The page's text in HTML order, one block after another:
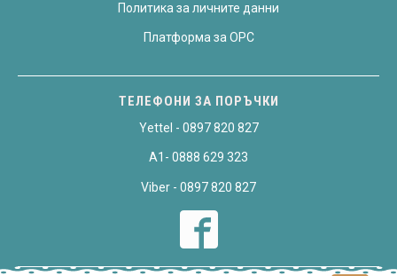
Политика за личните данни
Платформа за OPC
ТЕЛЕФОНИ ЗА ПОРЪЧКИ
Yettel - 0897 820 827
A1- 0888 629 323
Viber - 0897 820 827